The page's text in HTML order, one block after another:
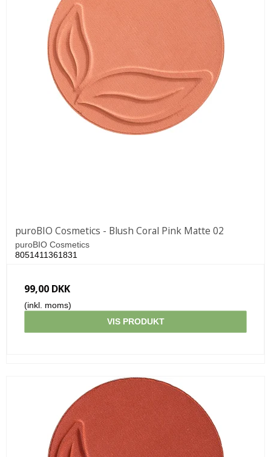
puroBIO Cosmetics - Blush Coral Pink Matte 02
puroBIO Cosmetics
8051411361831
99,00 DKK
(inkl. moms)
VIS PRODUKT